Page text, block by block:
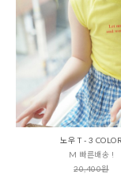
노우 T - 3 COLOR
M 빠른배송 !
20,400원